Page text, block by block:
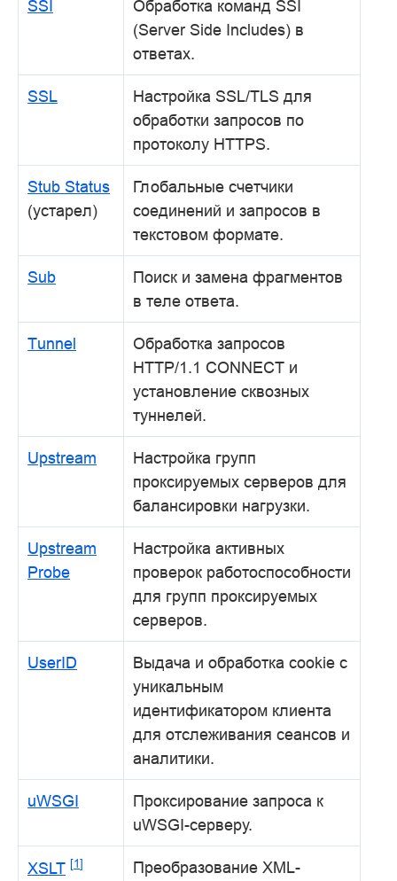
SSI
Обработка команд SSI
(Server Side Includes) в
ответах.
SSL
Настройка SSL/TLS для
обработки запросов по
протоколу HTTPS.
Stub Status
(устарел)
Глобальные счетчики
соединений и запросов в
текстовом формате.
Sub
Поиск и замена фрагментов
в теле ответа.
Tunnel
Обработка запросов
HTTP/1.1 CONNECT и
установление сквозных
туннелей.
Upstream
Настройка групп
проксируемых серверов для
балансировки нагрузки.
Upstream
Probe
Настройка активных
проверок работоспособности
для групп проксируемых
серверов.
UserID
Выдача и обработка cookie с
уникальным
идентификатором клиента
для отслеживания сеансов и
аналитики.
uWSGI
Проксирование запроса к
uWSGI-серверу.
XSLT [1]
Преобразование XML-